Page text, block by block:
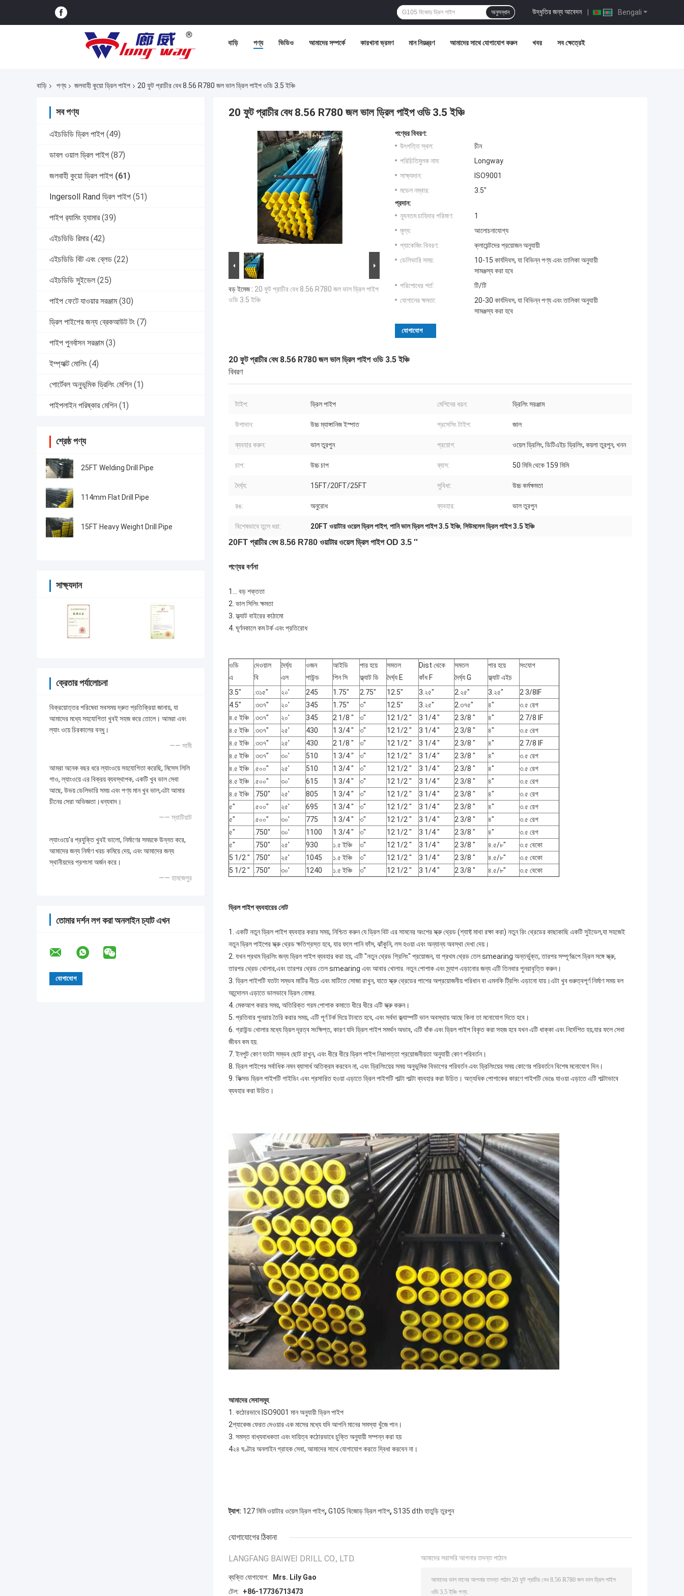
Bengali
উদ্ধৃতির জন্য আবেদন |
অনুসন্ধান
বাড়ি পণ্য ভিডিও আমাদের সম্পর্কে কারখানা ভ্রমণ মান নিয়ন্ত্রণ আমাদের সাথে যোগাযোগ করুন খবর সব ক্ষেত্রেই
বাড়ি পণ্য জলবাহী কুয়ো ড্রিল পাইপ 20 ফুট প্রাচীর বেধ 8.56 R780 জল ভাল ড্রিল পাইপ ওডি 3.5 ইঞ্চি
সব পণ্য
এইচডিডি ড্রিল পাইপ (49)
ডাবল ওয়াল ড্রিল পাইপ (87)
জলবাহী কুয়ো ড্রিল পাইপ (61)
Ingersoll Rand ড্রিল পাইপ (51)
পাইপ র‍্যামিং হ্যামার (39)
এইচডিডি রিমার (42)
এইচডিডি বিট এবং ব্লেড (22)
এইচডিডি সুইভেল (25)
পাইপ ফেটে যাওয়ার সরঞ্জাম (30)
ড্রিল পাইপের জন্য ব্রেকআউট টং (7)
পাইপ পুনর্বাসন সরঞ্জাম (3)
ইম্প্যাক্ট মোলিং (4)
পোর্টেবল অনুভূমিক ড্রিলিং মেশিন (1)
পাইপলাইন পরিষ্কার মেশিন (1)
শ্রেষ্ঠ পণ্য
25FT Welding Drill Pipe
114mm Flat Drill Pipe
15FT Heavy Weight Drill Pipe
সাক্ষ্যদান
ক্রেতার পর্যালোচনা
বিক্রয়োত্তর পরিষেবা সবসময় দ্রুত প্রতিক্রিয়া জানায়, যা
আমাদের মধ্যে সহযোগিতা খুবই সহজ করে তোলে। আমরা এবং
ল্যাং ওয়ে চিরকালের বন্ধু।
—— সামী
আমরা অনেক বছর ধরে ল্যাংওয়ে সহযোগিতা করেছি, মিসেস লিলি
গাও, ল্যাংওয়ে এর বিক্রয় ব্যবস্থাপক, একটি খুব ভাল সেবা
আছে, উভয় ডেলিভারি সময় এবং পণ্য মান খুব ভাল,এটা আমার
চীনের সেরা অভিজ্ঞতা।ধন্যবাদ।
—— স্যাটিয়াট
ল্যাংওয়ে'র প্রযুক্তি খুবই ভালো, নির্মাণের সময়কে উন্নত করে,
আমাদের জন্য নির্মাণ খরচ কমিয়ে দেয়, এবং আমাদের জন্য
স্থানীয়দের প্রশংসা অর্জন করে।
—— হামজেপুর
তোমার দর্শন লগ করা অনলাইন চ্যাট এখন
20 ফুট প্রাচীর বেধ 8.56 R780 জল ভাল ড্রিল পাইপ ওডি 3.5 ইঞ্চি
বড় ইমেজ : 20 ফুট প্রাচীর বেধ 8.56 R780 জল ভাল ড্রিল পাইপ
ওডি 3.5 ইঞ্চি
পণ্যের বিবরণ:
উৎপত্তি স্থল:
চীন
পরিচিতিমুলক নাম:
Longway
সাক্ষ্যদান:
ISO9001
মডেল নম্বার:
3.5"
প্রদান:
ন্যূনতম চাহিদার পরিমাণ:
1
মূল্য:
আলোচনাযোগ্য
প্যাকেজিং বিবরণ:
ক্লায়েন্টদের প্রয়োজন অনুযায়ী
ডেলিভারি সময়:
10-15 কার্যদিবস, যা বিভিন্ন পণ্য এবং তালিকা অনুযায়ী
সামঞ্জস্য করা হবে
পরিশোধের শর্ত:
টি/টি
যোগানের ক্ষমতা:
20-30 কার্যদিবস, যা বিভিন্ন পণ্য এবং তালিকা অনুযায়ী
সামঞ্জস্য করা হবে
যোগাযোগ
20 ফুট প্রাচীর বেধ 8.56 R780 জল ভাল ড্রিল পাইপ ওডি 3.5 ইঞ্চি
বিবরণ
টাইপ: ড্রিল পাইপ মেশিনের ধরন: ড্রিলিং সরঞ্জাম
উপাদান: উচ্চ ম্যাঙ্গানিজ ইস্পাত প্রসেসিং টাইপ: জাল
ব্যবহার করুন: ভাল তুরপুন প্রয়োগ: ওয়েল ড্রিলিং, ডিটিএইচ ড্রিলিং, কয়লা তুরপুন, খনন
চাপ: উচ্চ চাপ ব্যাস: 50 মিমি থেকে 159 মিমি
দৈর্ঘ্য: 15FT/20FT/25FT সুবিধা: উচ্চ কর্মক্ষমতা
রঙ: অনুরোধ ব্যবহার: ভাল তুরপুন
বিশেষভাবে তুলে ধরা: 20FT ওয়াটার ওয়েল ড্রিল পাইপ, পানি ভাল ড্রিল পাইপ 3.5 ইঞ্চি, সিউমলেস ড্রিল পাইপ 3.5 ইঞ্চি
20FT প্রাচীর বেধ 8.56 R780 ওয়াটার ওয়েল ড্রিল পাইপ OD 3.5 ′′
পণ্যের বর্ণনা
1... বড় শক্ততা
2. ভাল সিলিং ক্ষমতা
3. ফ্ল্যাট বাইরের কাঠামো
4. ঘূর্ণনকালে কম টর্ক এবং প্রতিরোধ
ওডি
এ
দেওয়াল
বি
দৈর্ঘ্য
এল
ওজন
পাউন্ড
আইডি
পিন সি
পার হয়ে
ফ্ল্যাট ডি
সমতল
দৈর্ঘ্য E
Dist থেকে
কাঁধ F
সমতল
দৈর্ঘ্য G
পার হয়ে
ফ্ল্যাট এইচ
সংযোগ
3.5" .৩১৫" ২০' 245 1.75" 2.75" 12.5" 3.২৫" 2.২৫" 3.২৫"
2 3/8IF
4.5"
.৩৩৭" ২০' 345 1.75" ৩" 12.5" 3.২৫" 2.৩৭৫" ৪"
৩.৫ রেগ
৪.৫ ইঞ্চি
.৩৩৭" ২০' 345 2 1/8 " ৩" 12 1/2 " 3 1/4 " 2 3/8 " ৪"
2 7/8 IF
৪.৫ ইঞ্চি
.৩৩৭" ২৫' 430 1 3/4 " ৩" 12 1/2 " 3 1/4 " 2 3/8 " ৪"
৩.৫ রেগ
৪.৫ ইঞ্চি
.৩৩৭" ২৫' 430 2 1/8 " ৩" 12 1/2 " 3 1/4 " 2 3/8 " ৪"
2 7/8 IF
৪.৫ ইঞ্চি
.৩৩৭" ৩০' 510 1 3/4 " ৩" 12 1/2 " 3 1/4 " 2 3/8 " ৪"
৩.৫ রেগ
৪.৫ ইঞ্চি
.৫০০" ২৫' 510 1 3/4 " ৩" 12 1/2 " 3 1/4 " 2 3/8 " ৪"
৩.৫ রেগ
৪.৫ ইঞ্চি
.৫০০" ৩০' 615 1 3/4 " ৩" 12 1/2 " 3 1/4 " 2 3/8 " ৪"
৩.৫ রেগ
৪.৫ ইঞ্চি
.750" ২৫' 805 1 3/4 " ৩" 12 1/2 " 3 1/4 " 2 3/8 " ৪"
৩.৫ রেগ
৫"
.৫০০" ২৫' 695 1 3/4 " ৩" 12 1/2 " 3 1/4 " 2 3/8 " ৪"
৩.৫ রেগ
৫"
.৫০০" ৩০' 775 1 3/4 " ৩" 12 1/2 " 3 1/4 " 2 3/8 " ৪"
৩.৫ রেগ
৫"
.750" ৩০' 1100 1 3/4 " ৩" 12 1/2 " 3 1/4 " 2 3/8 " ৪"
৩.৫ রেগ
৫"
.750" ২৫' 930 ১.৫ ইঞ্চি ৩" 12 1/2 " 3 1/4 " 2 3/8 " ৪.৫/৮"
৩.৫ বেকো
5 1/2 "
.750" ২৫' 1045 ১.৫ ইঞ্চি ৩" 12 1/2 " 3 1/4 " 2 3/8 " ৪.৫/৮"
৩.৫ বেকো
5 1/2 "
.750" ৩০' 1240 ১.৫ ইঞ্চি ৩" 12 1/2 " 3 1/4 " 2 3/8 " ৪.৫/৮" ৩.৫ বেকো
ড্রিল পাইপ ব্যবহারের নোট
1. একটি নতুন ড্রিল পাইপ ব্যবহার করার সময়, নিশ্চিত করুন যে ড্রিল বিট এর সামনের অংশের স্ক্রু থ্রেড (শ্যাফ্ট মাথা রক্ষা করা) নতুন রিং থ্রেডের কাছাকাছি একটি সুইভেল,যা সহজেই
নতুন ড্রিল পাইপের স্ক্রু থ্রেড ক্ষতিগ্রস্ত হবে, যার ফলে পানি ফাঁস, ঝাঁকুনি, লস হওয়া এবং অন্যান্য অবস্থা দেখা দেয়।
2. যখন প্রথম ড্রিলিং জন্য ড্রিল পাইপ ব্যবহার করা হয়, এটি "নতুন থ্রেড গ্রিলিং" প্রয়োজন, যা প্রথম থ্রেড তেল smearing অন্তর্ভুক্ত, তারপর সম্পূর্ণরূপে ড্রিল সঙ্গে স্ক্রু,
তারপর থ্রেড খোলার,এবং তারপর থ্রেড তেল smearing এবং আবার খোলার. নতুন পোশাক এবং স্ন্যাপ এড়ানোর জন্য এটি তিনবার পুনরাবৃত্তি করুন।
3. ড্রিল পাইপটি যতটা সম্ভব মাটির নীচে এবং মাটিতে সোজা রাখুন, যাতে স্ক্রু থ্রেডের পাশের অপ্রয়োজনীয় পরিধান বা এমনকি ট্রিপিং এড়ানো যায়।এটা খুব গুরুত্বপূর্ণ নির্মাণ সময় বল
আন্দোলন এড়াতে ভালভাবে ড্রিল নোঙ্গর.
4. মেকআপ করার সময়, অতিরিক্ত গরম পোশাক কমাতে ধীরে ধীরে এটি স্ক্রু করুন।
5. প্রতিবার পুনরায় তৈরি করার সময়, এটি পূর্ণ টর্ক দিয়ে টানতে হবে, এবং সর্বদা ক্ল্যাম্পটি ভাল অবস্থায় আছে কিনা তা মনোযোগ দিতে হবে।
6. গ্রাউন্ড খোলার মধ্যে ড্রিল দূরত্ব সংক্ষিপ্ত, কারণ যদি ড্রিল পাইপ সমর্থন অভাব, এটি বাঁক এবং ড্রিল পাইপ বিকৃত করা সহজ হবে যখন এটি ধাক্কা এবং নির্দেশিত হয়,যার ফলে সেবা
জীবন কম হয়.
7. ইনপুট কোণ যতটা সম্ভব ছোট রাখুন, এবং ধীরে ধীরে ড্রিল পাইপ নিরাপত্তা প্রয়োজনীয়তা অনুযায়ী কোণ পরিবর্তন।
8. ড্রিল পাইপের সর্বাধিক নমন ব্যাসার্ধ অতিক্রম করবেন না, এবং ড্রিলিংয়ের সময় অনুভূমিক বিভাগের পরিবর্তন এবং ড্রিলিংয়ের সময় কোণের পরিবর্তনে বিশেষ মনোযোগ দিন।
9. ফিক্সড ড্রিল পাইপটি গাইডিং এবং প্রসারিত হওয়া এড়াতে ড্রিল পাইপটি পাল্টা পাল্টা ব্যবহার করা উচিত। অত্যধিক পোশাকের কারণে পাইপটি ভেঙে যাওয়া এড়াতে এটি পাল্টাভাবে
ব্যবহার করা উচিত।
আমাদের সেবাসমূহ
1. কঠোরভাবে ISO9001 মান অনুযায়ী ড্রিল পাইপ
2প্যাকেজ ফেরত দেওয়ার এক মাসের মধ্যে যদি আপনি মানের সমস্যা খুঁজে পান।
3. সমস্ত বাধ্যবাধকতা এবং দায়িত্ব কঠোরভাবে চুক্তি অনুযায়ী সম্পন্ন করা হয়
4২৪ ঘণ্টার অনলাইন গ্রাহক সেবা, আমাদের সাথে যোগাযোগ করতে দ্বিধা করবেন না।
ট্যাগ: 127 মিমি ওয়াটার ওয়েল ড্রিল পাইপ, G105 বিজোড় ড্রিল পাইপ, S135 dth হাতুড়ি তুরপুন
যোগাযোগের ঠিকানা
LANGFANG BAIWEI DRILL CO., LTD.
ব্যক্তি যোগাযোগ:
Mrs. Lily Gao
টেল:
+86-17736713473
আমাদের সরাসরি আপনার তদন্ত পাঠান